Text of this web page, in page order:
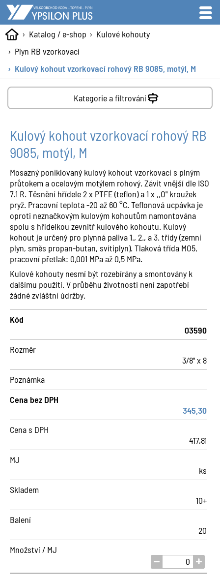
Katalog / e-shop
Kulové kohouty
Plyn RB vzorkovací
Kulový kohout vzorkovací rohový RB 9085, motýl, M
Kategorie a filtrování
Kulový kohout vzorkovací rohový RB
9085, motýl, M
Mosazný poniklovaný kulový kohout vzorkovací s plným
průtokem a ocelovým motýlem rohový. Závit vnější dle ISO
7.1 R. Těsnění hřídele 2 x PTFE (teflon) a 1 x ,,O" kroužek
pryž. Pracovní teplota -20 až 60 °C. Teflonová ucpávka je
oproti neznačkovým kulovým kohoutům namontována
spolu s hřídelkou zevnitř kulového kohoutu. Kulový
kohout je určený pro plynná paliva 1., 2., a 3. třídy (zemní
plyn, směs propan-butan, svítiplyn). Tlaková třída MO5,
pracovní přetlak: 0,001 MPa až 0,5 MPa.
Kulové kohouty nesmí být rozebírány a smontovány k
dalšímu použití. V průběhu životnosti není zapotřebí
žádné zvláštní údržby.
Kód
03590
Rozměr
3/8" x 8
Poznámka
Cena bez DPH
345,30
Cena s DPH
417,81
MJ
ks
Skladem
10+
Balení
20
Množství / MJ